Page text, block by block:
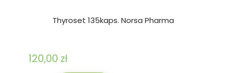
Thyroset 135kaps. Norsa Pharma
120,00 zł